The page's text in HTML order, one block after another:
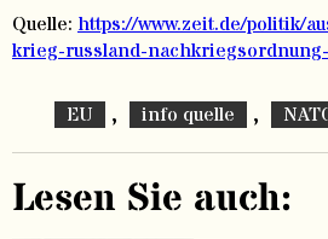
Quelle: https://www.zeit.de/politik/
krieg-russland-
EU , info quelle ,
Lesen Sie auch: